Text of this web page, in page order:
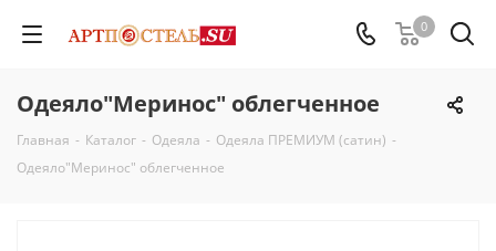
0
Одеяло"Меринос" облегченное
Главная - Каталог - Одеяла - Одеяла ПРЕМИУМ (сатин) -
Одеяло"Меринос" облегченное